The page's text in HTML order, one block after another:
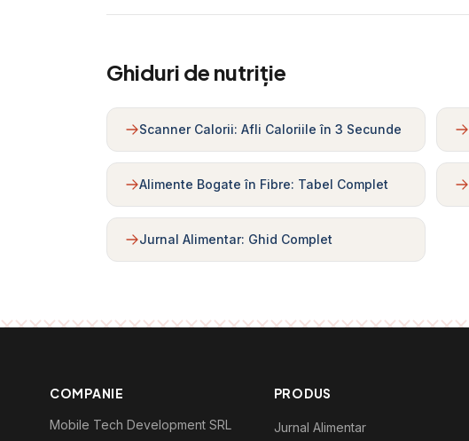
Ghiduri de nutriție
Scanner Calorii: Afli Caloriile în 3 Secunde
Alimente Bogate în Fibre: Tabel Complet
Jurnal Alimentar: Ghid Complet
COMPANIE
Mobile Tech Development SRL
PRODUS
Jurnal Alimentar